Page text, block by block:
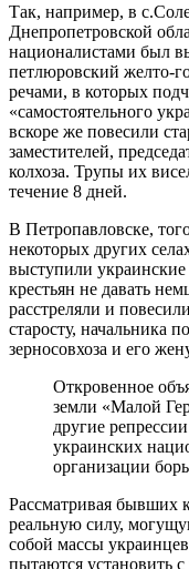
Так, например, в
Днепропетровской
националистами был
петлюровский желто-
речами, в которых
«самостоятельного
вскоре же повесили
заместителей,
колхоза. Трупы их
течение 8 дней.
В Петропавловске,
некоторых других
выступили
крестьян не давать
расстреляли и
старосту, начальника
зерносовхоза и его
Откровенное
земли «Малой
другие
украинских
организации
Рассматривая бывших
реальную силу,
собой массы
пытаются установить